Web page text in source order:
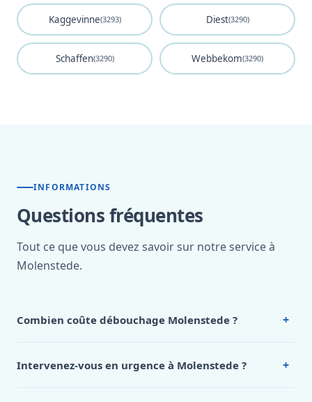
Kaggevinne(3293) Diest(3290)
Schaffen(3290) Webbekom(3290)
INFORMATIONS
Questions fréquentes
Tout ce que vous devez savoir sur notre service à
Molenstede.
Combien coûte débouchage Molenstede ? +
Molenstede, appelez le 0472 53 24 26.
Intervenez-vous en urgence à Molenstede ? +